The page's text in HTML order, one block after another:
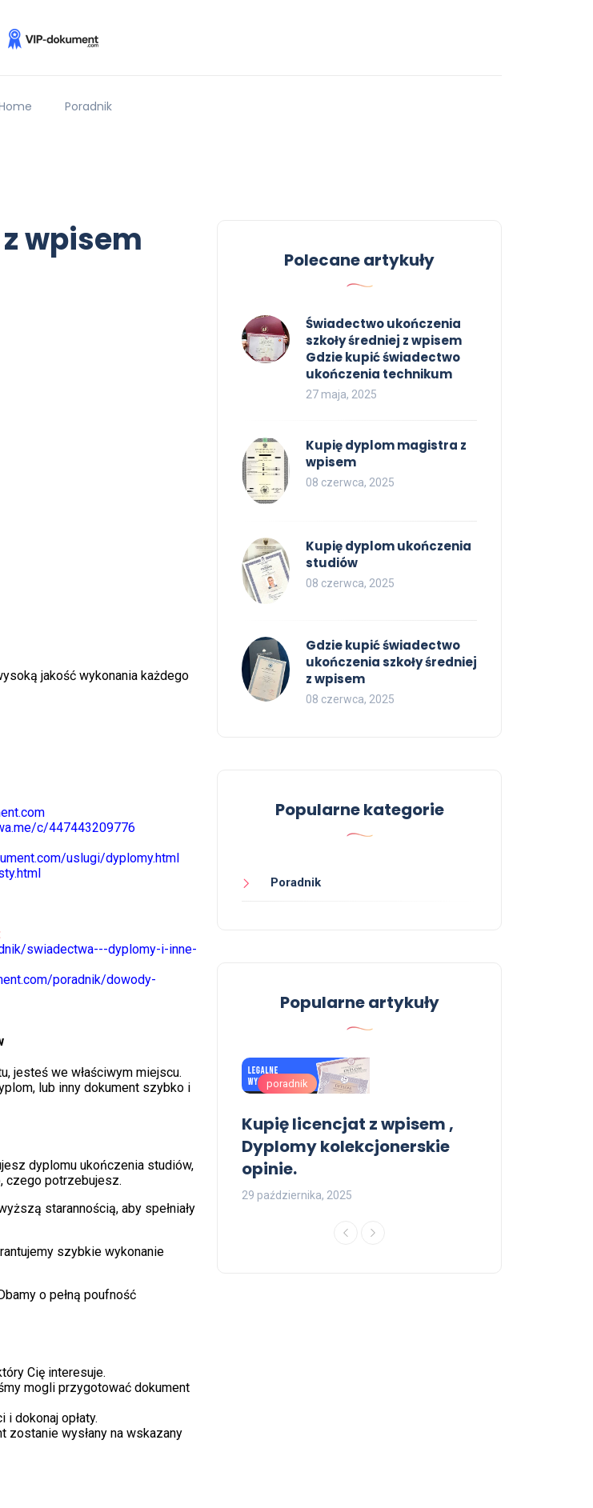
Poradnik
wpisem
jakość wykonania każdego
c/447443209776
uslugi/dyplomy.html
swiadectwa---dyplomy-i-inne-
poradnik/dowody-
jesteś we właściwym miejscu.
lub inny dokument szybko i
dyplomu ukończenia studiów,
czego potrzebujesz.
starannością, aby spełniały
szybkie wykonanie
o pełną poufność
Cię interesuje.
mogli przygotować dokument
dokonaj opłaty.
zostanie wysłany na wskazany
Polecane artykuły
Świadectwo ukończenia
szkoły średniej z wpisem
Gdzie kupić świadectwo
ukończenia technikum
27 maja, 2025
Kupię dyplom magistra z
wpisem
08 czerwca, 2025
Kupię dyplom ukończenia
studiów
08 czerwca, 2025
Gdzie kupić świadectwo
ukończenia szkoły średniej
z wpisem
08 czerwca, 2025
Popularne kategorie
Poradnik
Popularne artykuły
poradnik
26 listopada, 2025
poradnik
Kupię licencjat z wpisem ,
Dyplomy kolekcjonerskie
opinie.
29 października, 2025